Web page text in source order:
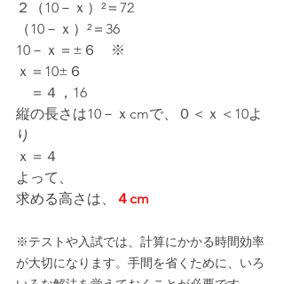
２（10－ｘ）²＝72
（10－ｘ）²＝36
10－ｘ＝±６　※
ｘ＝10±６
＝４，16
縦の長さは10－ｘcmで、０＜ｘ＜10よ
り
ｘ＝４
よって、
求める高さは、
４cm
※テストや入試では、計算にかかる時間効率
が大切になります。手間を省くために、いろ